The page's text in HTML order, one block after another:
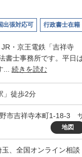
出張対応可 行政書士在籍
・京王電鉄「吉祥寺
書士事務所です。平日
... 続きを読む
」徒歩2分
市吉祥寺本町1-18-3
地図
、全国オンライン相談